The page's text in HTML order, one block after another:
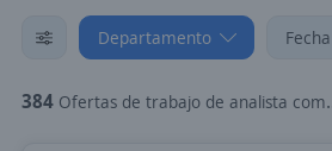
Departamento Fecha
384 Ofertas de trabajo de analista comercial en Apartadó, Antioquia